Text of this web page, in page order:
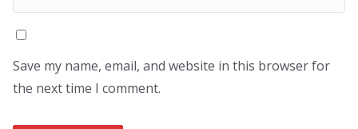
Save my name, email, and website in this browser for
the next time I comment.